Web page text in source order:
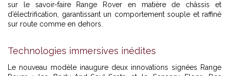
sur le savoir-faire Range Rover en matière de châssis et
d’électrification, garantissant un comportement souple et raffiné
sur route comme en dehors.
Technologies immersives inédites
Le nouveau modèle inaugure deux innovations signées Range